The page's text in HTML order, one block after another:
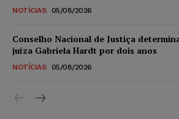
NOTÍCIAS 05/08/2026
Conselho Nacional de Justiça
juíza Gabriela Hardt por dois anos
NOTÍCIAS 05/08/2026